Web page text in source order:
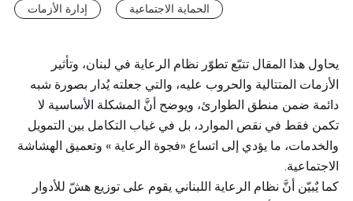
إدارة الأزمات
الحماية الاجتماعية
يحاول هذا المقال تتبّع تطوّر نظام الرعاية في لبنان، وتأثير
الأزمات المتتالية والحروب عليه، والتي جعلته يُدار بصورة شبه
دائمة ضمن منطق الطوارئ، ويوضح أنَّ المشكلة الأساسية لا
تكمن فقط في نقص الموارد، بل في غياب التكامل بين التمويل
والخدمات، ما يؤدي إلى اتساع «فجوة الرعاية » وتعميق الهشاشة
الاجتماعية.
كما يٌبيّن أنَّ نظام الرعاية اللبناني يقوم على توزيع هشّ للأدوار